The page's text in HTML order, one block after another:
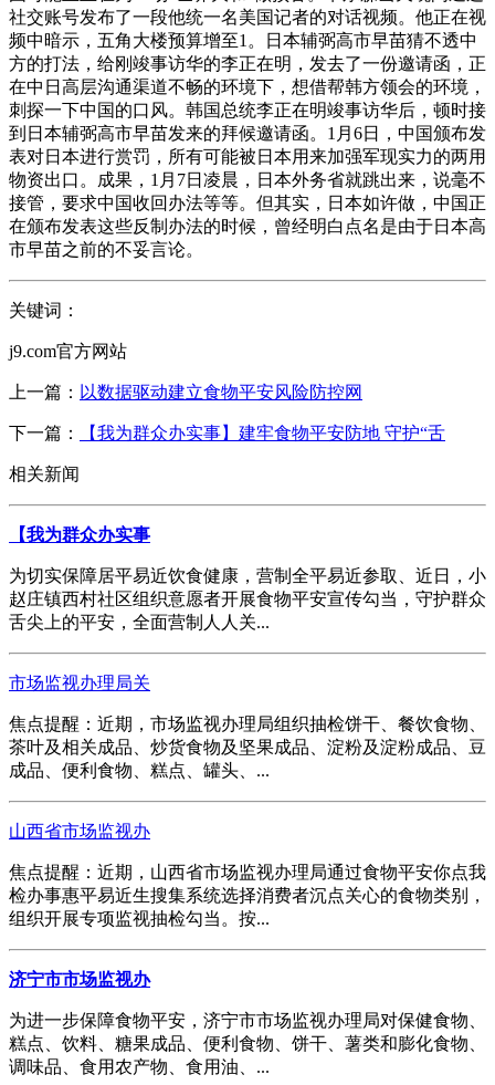
社交账号发布了一段他统一名美国记者的对话视频。他正在视
频中暗示，五角大楼预算增至1。日本辅弼高市早苗猜不透中
方的打法，给刚竣事访华的李正在明，发去了一份邀请函，正
在中日高层沟通渠道不畅的环境下，想借帮韩方领会的环境，
刺探一下中国的口风。韩国总统李正在明竣事访华后，顿时接
到日本辅弼高市早苗发来的拜候邀请函。1月6日，中国颁布发
表对日本进行赏罚，所有可能被日本用来加强军现实力的两用
物资出口。成果，1月7日凌晨，日本外务省就跳出来，说毫不
接管，要求中国收回办法等等。但其实，日本如许做，中国正
在颁布发表这些反制办法的时候，曾经明白点名是由于日本高
市早苗之前的不妥言论。
关键词：
j9.com官方网站
上一篇： 以数据驱动建立食物平安风险防控网
下一篇： 【我为群众办实事】建牢食物平安防地 守护“舌
相关新闻
【我为群众办实事
为切实保障居平易近饮食健康，营制全平易近参取、近日，小
赵庄镇西村社区组织意愿者开展食物平安宣传勾当，守护群众
舌尖上的平安，全面营制人人关...
市场监视办理局关
焦点提醒：近期，市场监视办理局组织抽检饼干、餐饮食物、
茶叶及相关成品、炒货食物及坚果成品、淀粉及淀粉成品、豆
成品、便利食物、糕点、罐头、...
山西省市场监视办
焦点提醒：近期，山西省市场监视办理局通过食物平安你点我
检办事惠平易近生搜集系统选择消费者沉点关心的食物类别，
组织开展专项监视抽检勾当。按...
济宁市市场监视办
为进一步保障食物平安，济宁市市场监视办理局对保健食物、
糕点、饮料、糖果成品、便利食物、饼干、薯类和膨化食物、
调味品、食用农产物、食用油、...